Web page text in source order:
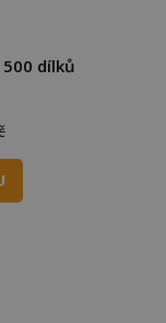
500 dílků